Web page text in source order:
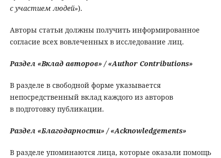
с участием людей»).
Авторы статьи должны получить информированное
согласие всех вовлеченных в исследование лиц.
Раздел «Вклад авторов» / «Author Contributions»
В разделе в свободной форме указывается
непосредственный вклад каждого из авторов
в подготовку публикации.
Раздел «Благодарности» / «Acknowledgements»
В разделе упоминаются лица, которые оказали помощь